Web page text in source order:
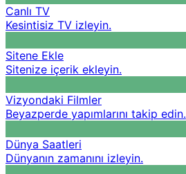
Canlı TV
Kesintisiz TV izleyin.
Sitene Ekle
Sitenize içerik ekleyin.
Vizyondaki Filmler
Beyazperde yapımlarını takip edin.
Dünya Saatleri
Dünyanın zamanını izleyin.